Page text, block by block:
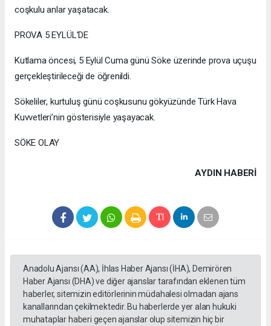
coşkulu anlar yaşatacak.
PROVA 5 EYLÜL’DE
Kutlama öncesi, 5 Eylül Cuma günü Söke üzerinde prova uçuşu
gerçekleştirileceği de öğrenildi.
Sökeliler, kurtuluş günü coşkusunu gökyüzünde Türk Hava
Kuvvetleri’nin gösterisiyle yaşayacak.
SÖKE OLAY
AYDIN HABERİ
Anadolu Ajansı (AA), İhlas Haber Ajansı (İHA), Demirören
Haber Ajansı (DHA) ve diğer ajanslar tarafından eklenen tüm
haberler, sitemizin editörlerinin müdahalesi olmadan ajans
kanallarından çekilmektedir. Bu haberlerde yer alan hukuki
muhataplar haberi geçen ajanslar olup sitemizin hiç bir